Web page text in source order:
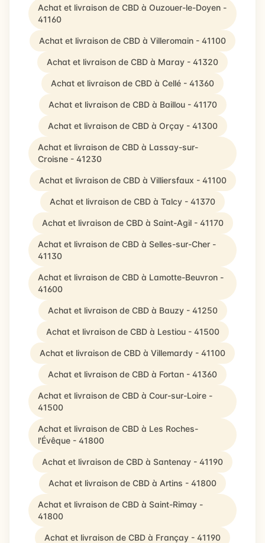
Achat et livraison de CBD à Ouzouer-le-Doyen -
41160
Achat et livraison de CBD à Villeromain - 41100
Achat et livraison de CBD à Maray - 41320
Achat et livraison de CBD à Cellé - 41360
Achat et livraison de CBD à Baillou - 41170
Achat et livraison de CBD à Orçay - 41300
Achat et livraison de CBD à Lassay-sur-
Croisne - 41230
Achat et livraison de CBD à Villiersfaux - 41100
Achat et livraison de CBD à Talcy - 41370
Achat et livraison de CBD à Saint-Agil - 41170
Achat et livraison de CBD à Selles-sur-Cher -
41130
Achat et livraison de CBD à Lamotte-Beuvron -
41600
Achat et livraison de CBD à Bauzy - 41250
Achat et livraison de CBD à Lestiou - 41500
Achat et livraison de CBD à Villemardy - 41100
Achat et livraison de CBD à Fortan - 41360
Achat et livraison de CBD à Cour-sur-Loire -
41500
Achat et livraison de CBD à Les Roches-
l'Évêque - 41800
Achat et livraison de CBD à Santenay - 41190
Achat et livraison de CBD à Artins - 41800
Achat et livraison de CBD à Saint-Rimay -
41800
Achat et livraison de CBD à Françay - 41190